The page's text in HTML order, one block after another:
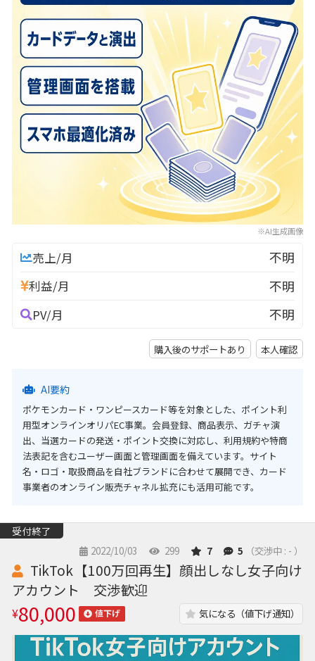
※AI生成画像
売上/月 不明
利益/月 不明
PV/月 不明
購入後のサポートあり 本人確認
AI要約
ポケモンカード・ワンピースカード等を対象とした、ポイント利
用型オンラインオリパEC事業。会員登録、商品表示、ガチャ演
出、当選カードの発送・ポイント交換に対応し、利用規約や特商
法表記を含むユーザー画面と管理画面を備えています。サイト
名・ロゴ・取扱商品を自社ブランドに合わせて展開でき、カード
事業者のオンライン販売チャネル拡充にも活用可能です。
受付終了
2022/10/03
299 7 5 （交渉中 : - ）
TikTok【100万回再生】顔出しなし女子向け
アカウント 交渉歓迎
¥80,000 値下げ 気になる（値下げ通知）